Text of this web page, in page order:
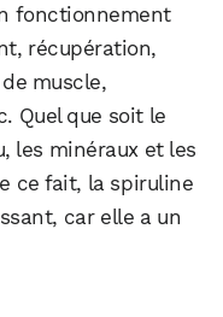
fonctionnement
récupération,
muscle,
Quel que soit le
les minéraux et les
ce fait, la spiruline
car elle a un